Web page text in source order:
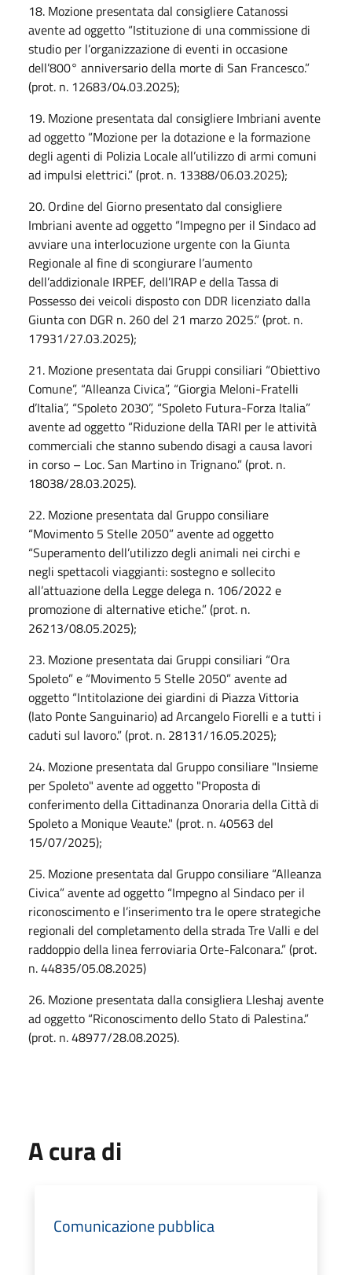
18. Mozione presentata dal consigliere Catanossi
avente ad oggetto “Istituzione di una commissione di
studio per l’organizzazione di eventi in occasione
dell’800° anniversario della morte di San Francesco.”
(prot. n. 12683/04.03.2025);
19. Mozione presentata dal consigliere Imbriani avente
ad oggetto “Mozione per la dotazione e la formazione
degli agenti di Polizia Locale all’utilizzo di armi comuni
ad impulsi elettrici.” (prot. n. 13388/06.03.2025);
20. Ordine del Giorno presentato dal consigliere
Imbriani avente ad oggetto “Impegno per il Sindaco ad
avviare una interlocuzione urgente con la Giunta
Regionale al fine di scongiurare l’aumento
dell’addizionale IRPEF, dell’IRAP e della Tassa di
Possesso dei veicoli disposto con DDR licenziato dalla
Giunta con DGR n. 260 del 21 marzo 2025.” (prot. n.
17931/27.03.2025);
21. Mozione presentata dai Gruppi consiliari “Obiettivo
Comune”, “Alleanza Civica”, “Giorgia Meloni-Fratelli
d’Italia”, “Spoleto 2030”, “Spoleto Futura-Forza Italia”
avente ad oggetto “Riduzione della TARI per le attività
commerciali che stanno subendo disagi a causa lavori
in corso – Loc. San Martino in Trignano.” (prot. n.
18038/28.03.2025).
22. Mozione presentata dal Gruppo consiliare
“Movimento 5 Stelle 2050” avente ad oggetto
“Superamento dell’utilizzo degli animali nei circhi e
negli spettacoli viaggianti: sostegno e sollecito
all’attuazione della Legge delega n. 106/2022 e
promozione di alternative etiche.” (prot. n.
26213/08.05.2025);
23. Mozione presentata dai Gruppi consiliari “Ora
Spoleto” e “Movimento 5 Stelle 2050” avente ad
oggetto “Intitolazione dei giardini di Piazza Vittoria
(lato Ponte Sanguinario) ad Arcangelo Fiorelli e a tutti i
caduti sul lavoro.” (prot. n. 28131/16.05.2025);
24. Mozione presentata dal Gruppo consiliare "Insieme
per Spoleto" avente ad oggetto "Proposta di
conferimento della Cittadinanza Onoraria della Città di
Spoleto a Monique Veaute." (prot. n. 40563 del
15/07/2025);
25. Mozione presentata dal Gruppo consiliare “Alleanza
Civica” avente ad oggetto “Impegno al Sindaco per il
riconoscimento e l’inserimento tra le opere strategiche
regionali del completamento della strada Tre Valli e del
raddoppio della linea ferroviaria Orte-Falconara.” (prot.
n. 44835/05.08.2025)
26. Mozione presentata dalla consigliera Lleshaj avente
ad oggetto “Riconoscimento dello Stato di Palestina.”
(prot. n. 48977/28.08.2025).
A cura di
Comunicazione pubblica